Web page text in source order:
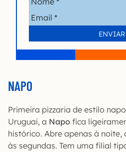
NAPO
Primeira pizzaria de estilo
Uruguai, a Napo fica
histórico. Abre apenas à noite,
às segundas. Tem uma filial